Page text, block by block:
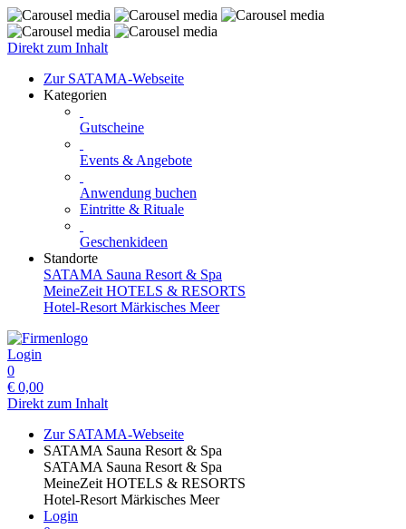
Direkt zum Inhalt
Zur SATAMA-Webseite
Kategorien
Gutscheine
Events & Angebote
Anwendung buchen
Eintritte & Rituale
Geschenkideen
Standorte
SATAMA Sauna Resort & Spa
MeineZeit HOTELS & RESORTS
Hotel-Resort Märkisches Meer
Login
0
€ 0,00
Direkt zum Inhalt
Zur SATAMA-Webseite
SATAMA Sauna Resort & Spa
SATAMA Sauna Resort & Spa
MeineZeit HOTELS & RESORTS
Hotel-Resort Märkisches Meer
Login